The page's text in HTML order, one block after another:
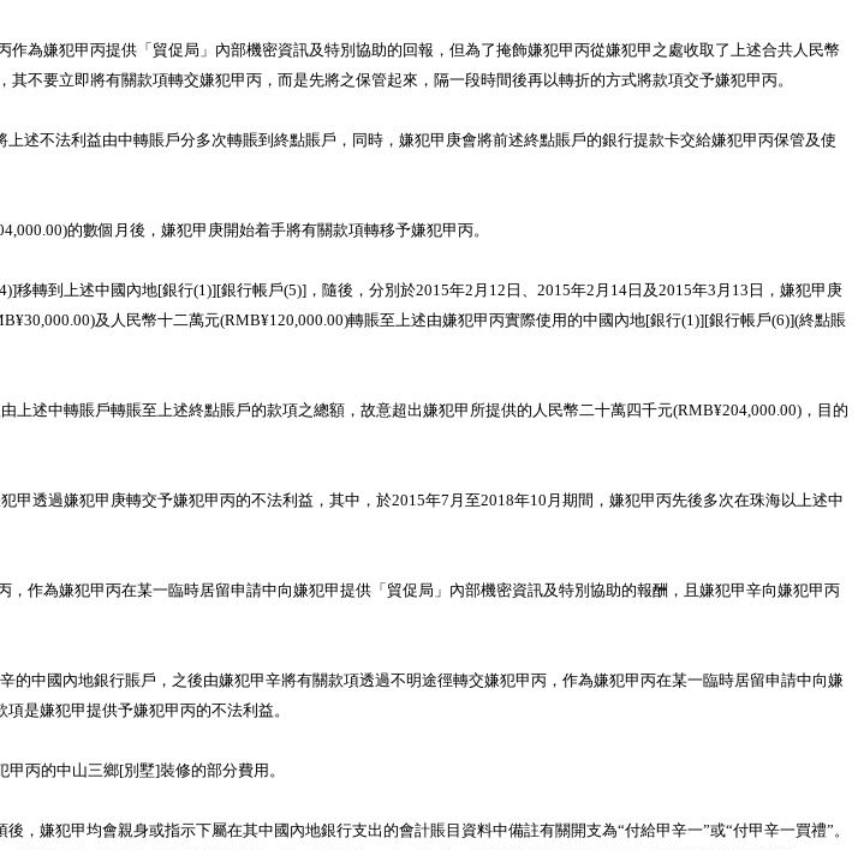
嫌犯甲丙提供「貿促局」內部機密資訊及特別協助的回報，但為了掩飾嫌犯甲丙從嫌犯甲之處收取了上述合共人民幣
不要立即將有關款項轉交嫌犯甲丙，而是先將之保管起來，隔一段時間後再以轉折的方式將款項交予嫌犯甲丙。
不法利益由中轉賬戶分多次轉賬到終點賬戶，同時，嫌犯甲庚會將前述終點賬戶的銀行提款卡交給嫌犯甲丙保管及使
的數個月後，嫌犯甲庚開始着手將有關款項轉移予嫌犯甲丙。
到上述中國內地[銀行(1)][銀行帳戶(5)]，隨後，分別於2015年2月12日、2015年2月14日及2015年3月13日，嫌犯甲庚
及人民幣十二萬元(RMB¥120,000.00)轉賬至上述由嫌犯甲丙實際使用的中國內地[銀行(1)][銀行帳戶(6)](終點賬
中轉賬戶轉賬至上述終點賬戶的款項之總額，故意超出嫌犯甲所提供的人民幣二十萬四千元(RMB¥204,000.00)，目的
過嫌犯甲庚轉交予嫌犯甲丙的不法利益，其中，於2015年7月至2018年10月期間，嫌犯甲丙先後多次在珠海以上述中
為嫌犯甲丙在某一臨時居留申請中向嫌犯甲提供「貿促局」內部機密資訊及特別協助的報酬，且嫌犯甲辛向嫌犯甲丙
中國內地銀行賬戶，之後由嫌犯甲辛將有關款項透過不明途徑轉交嫌犯甲丙，作為嫌犯甲丙在某一臨時居留申請中向嫌
是嫌犯甲提供予嫌犯甲丙的不法利益。
丙的中山三鄉[別墅]裝修的部分費用。
嫌犯甲均會親身或指示下屬在其中國內地銀行支出的會計賬目資料中備註有關開支為“付給甲辛一”或“付甲辛一買禮”。